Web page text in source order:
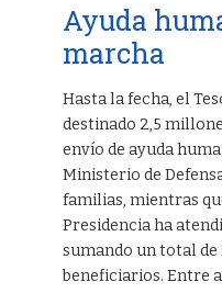
Ayuda
marcha
Hasta la fecha, el
destinado 2,5
envío de ayuda
Ministerio de
familias, mientras
Presidencia ha
sumando un total de
beneficiarios. Entre